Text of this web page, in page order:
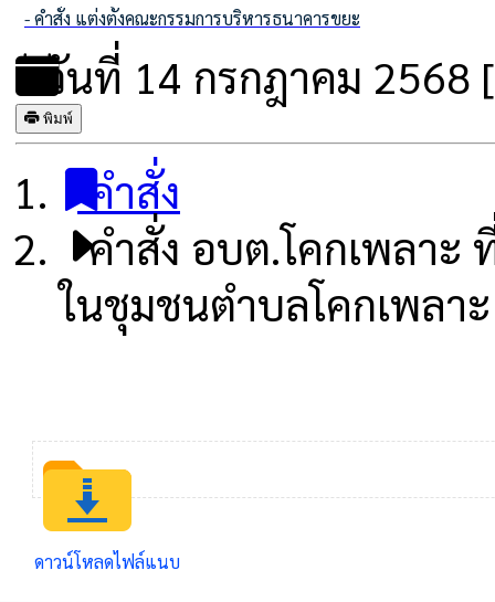
- คำสั่ง แต่งตั้งคณะกรรมการบริหารธนาคารขยะ
วันที่ 14 กรกฎาคม 2568
พิมพ์
คำสั่ง
คำสั่ง อบต.โคกเพลา
ในชุมชนตำบลโคกเพลาะ